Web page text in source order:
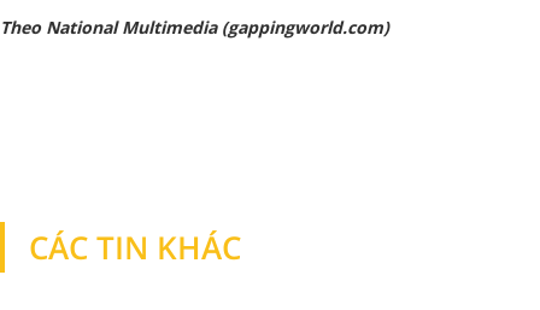
Theo National Multimedia (gappingworld.com)
CÁC TIN KHÁC